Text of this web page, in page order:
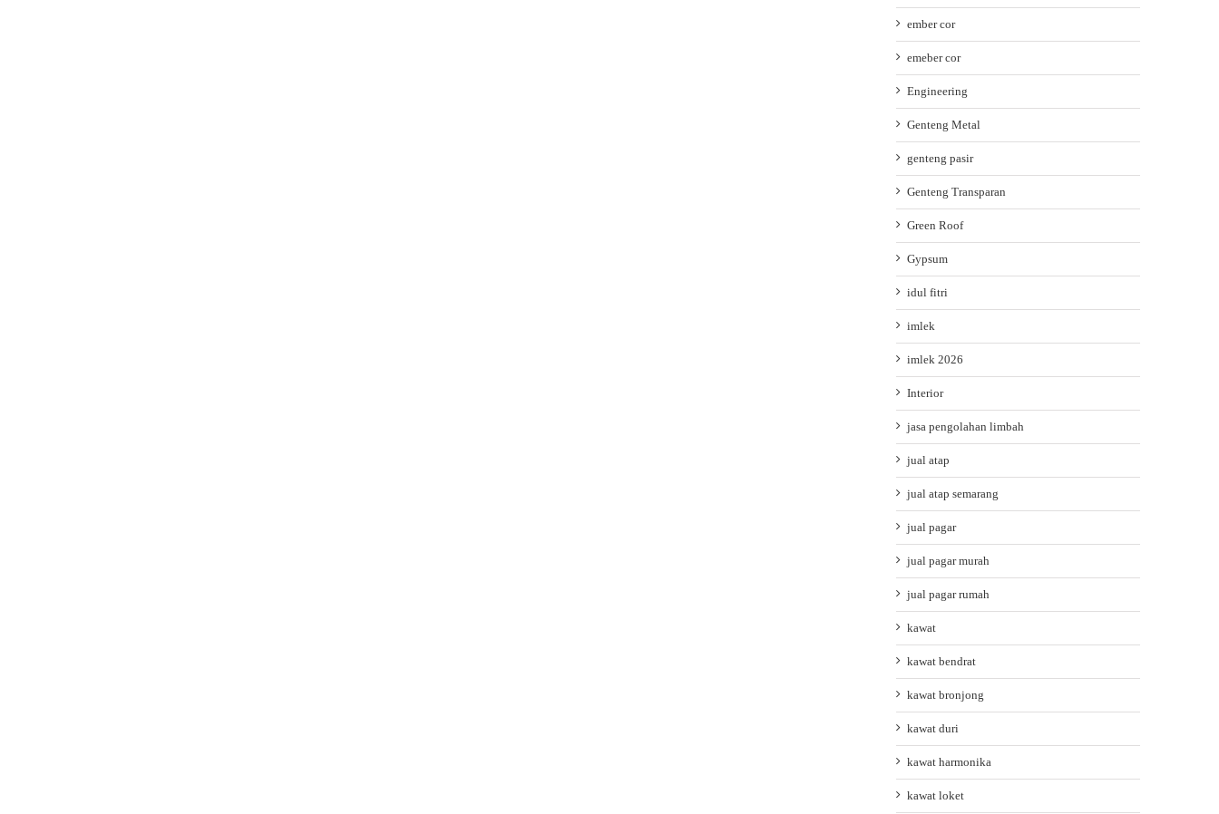
ATAP UPVC SINGLE LAYER: PILIHAN ATAP
KOKOH DAN AWET UNTUK KANOPI ANDA
March 28th, 2026 | 0 Comments
ember cor
emeber cor
Engineering
Genteng Metal
genteng pasir
Genteng Transparan
Green Roof
Gypsum
idul fitri
imlek
imlek 2026
Interior
jasa pengolahan limbah
jual atap
jual atap semarang
jual pagar
jual pagar murah
jual pagar rumah
kawat
kawat bendrat
kawat bronjong
kawat duri
kawat harmonika
kawat loket